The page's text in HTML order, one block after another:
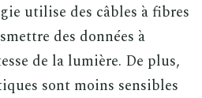
utilise des câbles à fibres
des données à
de la lumière. De plus,
sont moins sensibles